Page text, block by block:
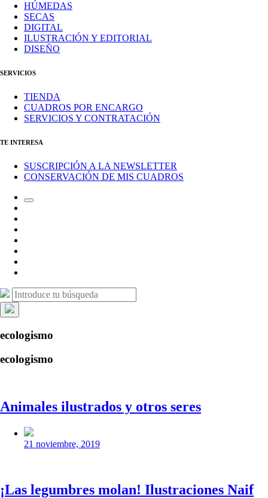
HÚMEDAS
SECAS
DIGITAL
ILUSTRACIÓN Y EDITORIAL
DISEÑO
SERVICIOS
TIENDA
CUADROS POR ENCARGO
SERVICIOS Y CONTRATACIÓN
TE INTERESA
SUSCRIPCIÓN A LA NEWSLETTER
CONSERVACIÓN DE MIS CUADROS
Alternar
Buscar:
Ocultar
búsqueda
superpuesta
ecologismo
ecologismo
Animales ilustrados y otros seres
Fecha
publicación
21 noviembre, 2019
¡Las legumbres molan! Ilustraciones Naif